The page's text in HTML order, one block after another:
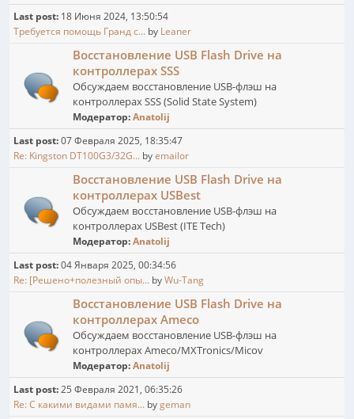
Last post: 18 Июня 2024, 13:50:54
Требуется помощь Гранд с... by Leaner
Восстановление USB Flash Drive на
контроллерах SSS
Обсуждаем восстановление USB-флэш на
контроллерах SSS (Solid State System)
Модератор:Anatolij
Last post:07 Февраля 2025, 18:35:47
Re: Kingston DT100G3/32G... byemailor
Восстановление USB Flash Drive на
контроллерах USBest
Обсуждаем восстановление USB-флэш на
контроллерах USBest (ITE Tech)
Модератор:Anatolij
Last post:04 Января 2025, 00:34:56
Re: [Решено+полезный опы... byWu-Tang
Восстановление USB Flash Drive на
контроллерах Ameco
Обсуждаем восстановление USB-флэш на
контроллерах Ameco/MXTronics/Micov
Модератор:Anatolij
Last post:25 Февраля 2021, 06:35:26
Re: С какими видами памя... bygeman